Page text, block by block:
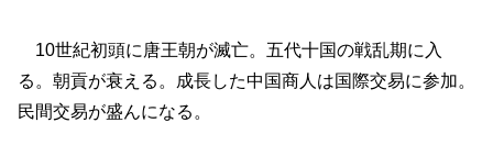
10世紀初頭に唐王朝が滅亡。五代十国の戦乱期に入
る。朝貢が衰える。成長した中国商人は国際交易に参加。
民間交易が盛んになる。